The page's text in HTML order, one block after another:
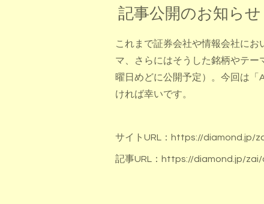
記事公開のお知ら
これまで証券会社や情報会社に
マ、さらにはそうした銘柄やテ
曜日めどに公開予定）。今回は
ければ幸いです。
サイトURL： https://diamond.jp/
記事URL： https://diamond.jp/